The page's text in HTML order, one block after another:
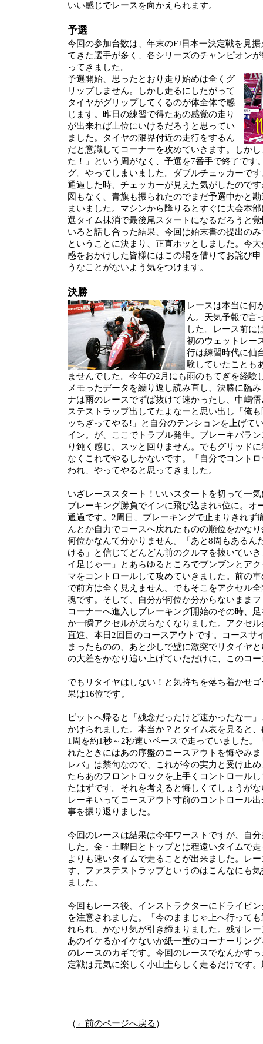
いい感じでレースを向かえられます。
予選
今回の参加台数は、年末のFJ日本一決定戦を見
てきた選手が多く、各シリーズのチャンピオン
ってきました。
予選開始、思ったとおり走り始めは全くグ
リップしません。しかし走るにしたがって
タイヤがグリップしてくるのが体全体で感
じます。昨日の練習で得たあの感覚の走り
が出来れば上位にいけるだろうと思ってい
ました。タイヤの限界付近の走行をするん
だと意識してコーナーを攻めていきます。しか
た！」という周がなく、予選を7番手で終了です
グ。やってしまいました。ダブルチェッカーです
通過した時、チェッカーが見えた気がしたので
図もなく、青旗も振られたのでまだ予選中かと
まいました。マシンから降りるとすぐに大会本
選タイム抹消で最後尾スタートになるだろうと
いろと話し合った結果、今回は始末書の提出の
ということに決まり、正直ホッとしました。今
惑をおかけした皆様にはこの場を借りてお詫び
うなことがないよう気をつけます。
決勝
レースは本当に何
ん。天気予報で言
した。レース前に
初のウェットレー
行は練習時代に仙
験していたことも
ませんでした。今年の2月にも雨のもてぎを経験
メモったデータを繰り返し読み直し、決勝に臨
ナは雨のレースでずば抜けて速かったし、中嶋
ステストラップ出してたよなーと思い出し「俺
ッちぎってやる!」と自分のテンションを上げて
イン。が、ここでトラブル発生。ブレーキバラ
り鈍く感じ、スッと回りません。でもグリッド
なくこれでやるしかないです。「自分でコント
われ、やってやると思ってきました。
いざレーススタート！いいスタートを切って一
ブレーキング勝負でインに飛び込まれ5位に。オ
通過です。2周目、ブレーキングで止まりきれず
んとか自力でコースへ戻れたものの順位をかな
何位かなんて分かりません。「あと8周もあるん
ける」と信じてどんどん前のクルマを抜いてい
イ足じゃー」とあらゆるところでブンブンとア
マをコントロールして攻めていきました。前の
で前方は全く見えません。でもそこをアクセル
魂です。そして、自分が何位か分からないまま
コーナーへ進入しブレーキング開始のその時、
か一瞬アクセルが戻らなくなりました。アクセ
直進、本日2回目のコースアウトです。コースサ
まったものの、あと少しで壁に激突でリタイヤ
の大差をかなり追い上げていただけに、このコ
でもリタイヤはしない！と気持ちを落ち着かせ
果は16位です。
ピットへ帰ると「残念だったけど速かったなー
かけられました。本当か？とタイム表を見ると
1周を約1秒～2秒速いペースで走っていました。
れたときにはあの序盤のコースアウトを悔やみ
レバ」は禁句なので、これが今の実力と受け止
たらあのフロントロックを上手くコントロール
たはずです。それを考えると悔しくてしょうが
レーキいってコースアウト寸前のコントロール
事を振り返りました。
今回のレースは結果は今年ワーストですが、自
した。金・土曜日とトップとは程遠いタイムで
よりも速いタイムで走ることが出来ました。レ
す、ファステストラップというのはこんなにも
ました。
今回もレース後、インストラクターにドライビ
を注意されました。「今のままじゃ上へ行って
れられ、かなり気が引き締まりました。残すレ
あのイケるかイケないか紙一重のコーナーリン
のレースのカギです。今回のレースでなんかす
定戦は元気に楽しく小山圭らしく走るだけです
（ ←前のページへ戻る ）